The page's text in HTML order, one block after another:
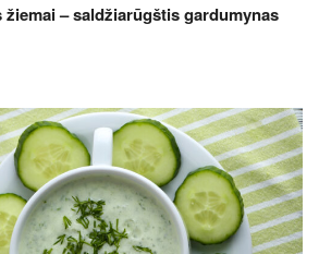
– saldžiarūgštis gardumynas